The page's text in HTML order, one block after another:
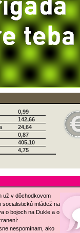
0,99
142,66
24,64
0,87
405,10
4,75
už v dôchodkovom
socialistickú mládež na
o bojoch na Dukle a o
nespomínam, ako